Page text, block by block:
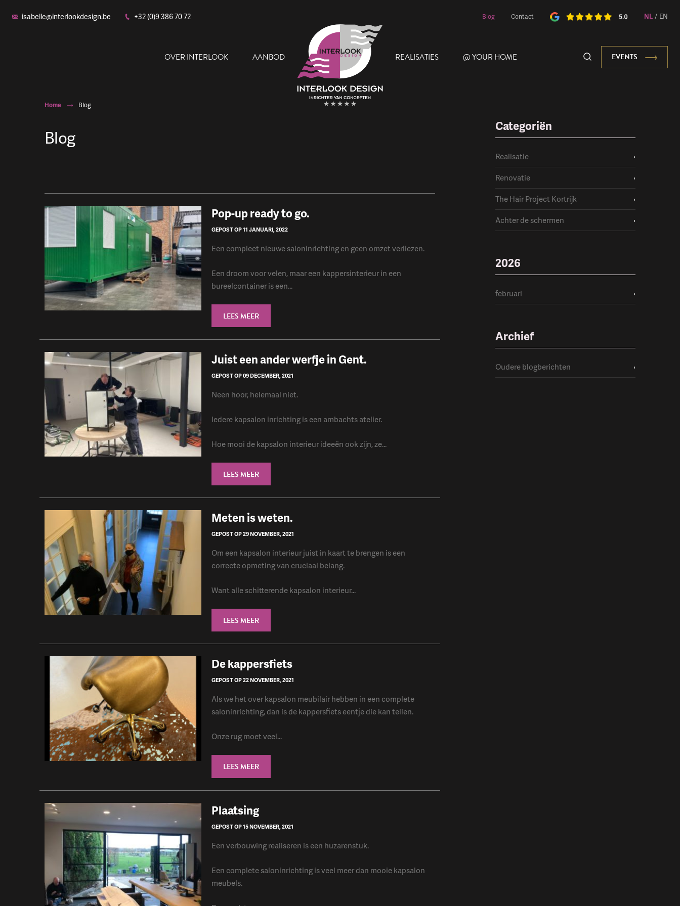
OVER INTERLOOK
Onze Mascotte
AANBOD REALISATIES @ YOUR HOME EVENTS
isabelle@interlookdesign.be +32 (0)9 386 70 72 Blog Contact NL / EN
Home Blog
Blog
Pop-up ready to go.
GEPOST OP 11 JANUARI, 2022
Een compleet nieuwe saloninrichting en geen omzet verliezen.
Een droom voor velen, maar een kappersinterieur in een
bureelcontainer is een...
LEES MEER
Juist een ander werfje in Gent.
GEPOST OP 09 DECEMBER, 2021
Neen hoor, helemaal niet.
Iedere kapsalon inrichting is een ambachts atelier.
Hoe mooi de kapsalon interieur ideeën ook zijn, ze...
LEES MEER
​Meten is weten.
GEPOST OP 29 NOVEMBER, 2021
Om een kapsalon interieur juist in kaart te brengen is een
correcte opmeting van cruciaal belang.
Want alle schitterende kapsalon interieur...
LEES MEER
De kappersfiets
GEPOST OP 22 NOVEMBER, 2021
Als we het over kapsalon meubilair hebben in een complete
saloninrichting, dan is de kappersfiets eentje die kan tellen.
Onze rug moet veel...
LEES MEER
​Plaatsing
GEPOST OP 15 NOVEMBER, 2021
Een verbouwing realiseren is een huzarenstuk.
Een complete saloninrichting is veel meer dan mooie kapsalon
meubels.
Categoriën
Realisatie
›
Renovatie
›
The Hair Project Kortrijk
›
Achter de schermen
›
2026
februari ›
Archief
Oudere blogberichten ›